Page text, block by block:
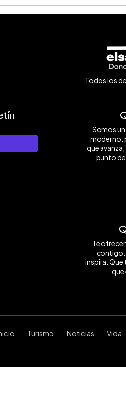
Todos los
Somos
moderno,
que
punto de
Te
contigo.
inspira. Que
que
Turismo Noticias Vida